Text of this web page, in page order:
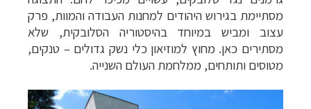
מסתיימת בגירוש היהודים למחנות העבודה והמוות, פרק
עצוב ומביש במיוחד בהיסטוריה הסלובקית, שלא
מסתירים כאן. מחוץ למוזיאון כלי נשק גדולים – טנקים,
מטוסים ותותחים, ממלחמת העולם השנייה.